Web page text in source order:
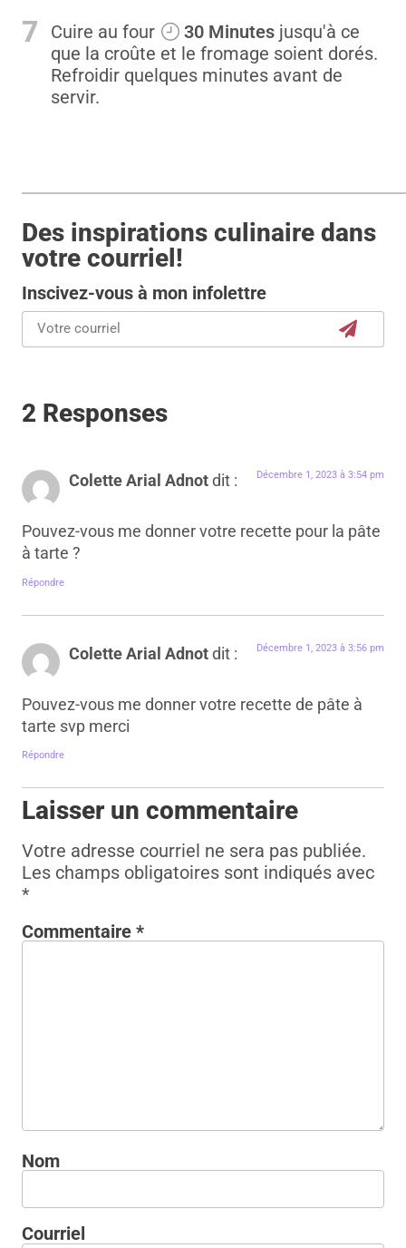
7 Cuire au four 30 Minutes jusqu'à ce
que la croûte et le fromage soient dorés.
Refroidir quelques minutes avant de
servir.
Des inspirations culinaire dans
votre courriel!
Inscivez-vous à mon infolettre
2 Responses
Colette Arial Adnotdit : Décembre 1, 2023 à 3:54 pm
Pouvez-vous me donner votre recette pour la pâte
à tarte ?
Répondre
Colette Arial Adnotdit : Décembre 1, 2023 à 3:56 pm
Pouvez-vous me donner votre recette de pâte à
tarte svp merci
Répondre
Laisser un commentaire
Votre adresse courriel ne sera pas publiée.
Les champs obligatoires sont indiqués avec
*
Commentaire *
Nom
Courriel